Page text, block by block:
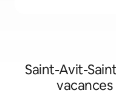
Saint-Avit-